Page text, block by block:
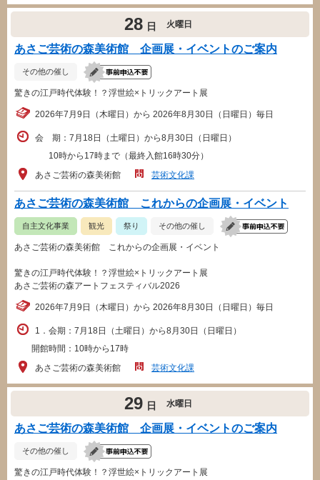
28 日 火曜日
あさご芸術の森美術館 企画展・イベントのご案内
その他の催し
驚きの江戸時代体験！？浮世絵×トリックアート展
2026年7月9日（木曜日）から 2026年8月30日（日曜日）毎日
会 期：7月18日（土曜日）から8月30日（日曜日）
10時から17時まで（最終入館16時30分）
あさご芸術の森美術館
芸術文化課
あさご芸術の森美術館 これからの企画展・イベント
自主文化事業 観光 祭り その他の催し
あさご芸術の森美術館 これからの企画展・イベント
驚きの江戸時代体験！？浮世絵×トリックアート展
あさご芸術の森アートフェスティバル2026
2026年7月9日（木曜日）から 2026年8月30日（日曜日）毎日
1．会期：7月18日（土曜日）から8月30日（日曜日）
開館時間：10時から17時
あさご芸術の森美術館
芸術文化課
29 日 水曜日
あさご芸術の森美術館 企画展・イベントのご案内
その他の催し
驚きの江戸時代体験！？浮世絵×トリックアート展